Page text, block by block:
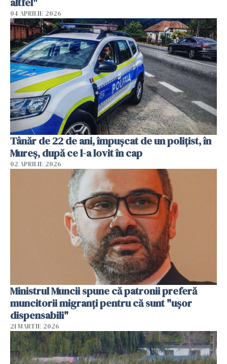
04 APRILIE 2026
Tânăr de 22 de ani, împușcat de un polițist, în
Mureș, după ce l-a lovit în cap
02 APRILIE 2026
Ministrul Muncii spune că patronii preferă
muncitorii migranți pentru că sunt "uşor
dispensabili"
21 MARTIE 2026